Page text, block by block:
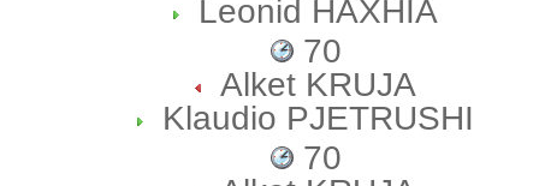
Leonid HAXHIA
70
Alket KRUJA
Klaudio PJETRUSHI
70